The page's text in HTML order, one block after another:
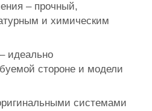
– прочный,
и химическим
идеально
стороне и модели
системами